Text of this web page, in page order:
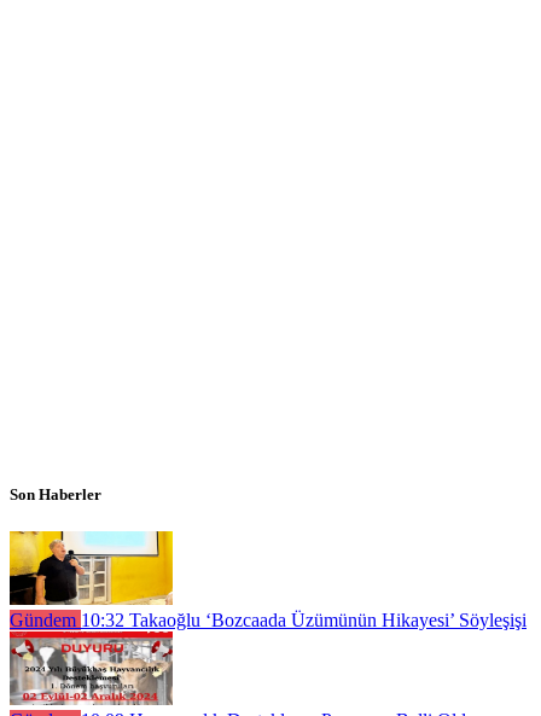
Son Haberler
Gündem 10:32 Takaoğlu ‘Bozcaada Üzümünün Hikayesi’ Söyleşişi